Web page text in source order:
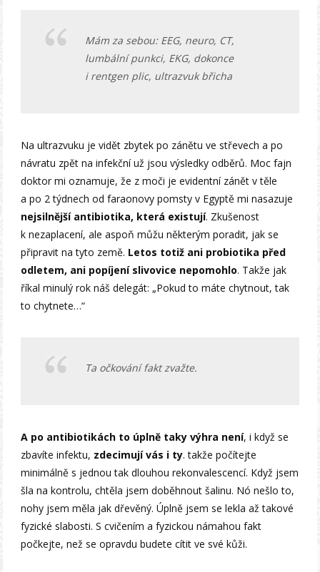
Mám za sebou: EEG, neuro, CT,
lumbální punkci, EKG, dokonce
i rentgen plic, ultrazvuk břicha
Na ultrazvuku je vidět zbytek po zánětu ve střevech a po
návratu zpět na infekční už jsou výsledky odběrů. Moc fajn
doktor mi oznamuje, že z moči je evidentní zánět v těle
a po 2 týdnech od faraonovy pomsty v Egyptě mi nasazuje
nejsilnější antibiotika, která existují. Zkušenost
k nezaplacení, ale aspoň můžu některým poradit, jak se
připravit na tyto země. Letos totiž ani probiotika před
odletem, ani popíjení slivovice nepomohlo. Takže jak
říkal minulý rok náš delegát: „Pokud to máte chytnout, tak
to chytnete…“
Ta očkování fakt zvažte.
A po antibiotikách to úplně taky výhra není, i když se
zbavíte infektu, zdecimují vás i ty. takže počítejte
minimálně s jednou tak dlouhou rekonvalescencí. Když jsem
šla na kontrolu, chtěla jsem doběhnout šalinu. Nó nešlo to,
nohy jsem měla jak dřevěný. Úplně jsem se lekla až takové
fyzické slabosti. S cvičením a fyzickou námahou fakt
počkejte, než se opravdu budete cítit ve své kůži.